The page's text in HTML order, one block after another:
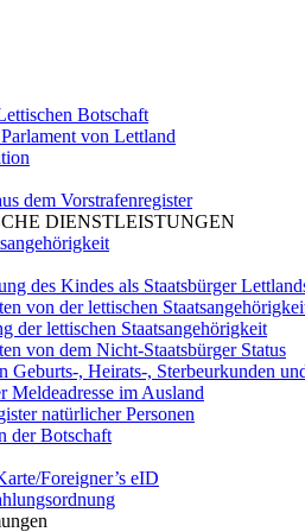
Botschaft
von Lettland
dem Vorstrafenregister
DIENSTLEISTUNGEN
des Kindes als Staatsbürger
von der lettischen
der lettischen Staatsangehörigkeit
von dem Nicht-Staatsbürger Status
Geburts-, Heirats-, Sterbeurkunden
Meldeadresse im Ausland
natürlicher Personen
der Botschaft
Foreigner’s eID